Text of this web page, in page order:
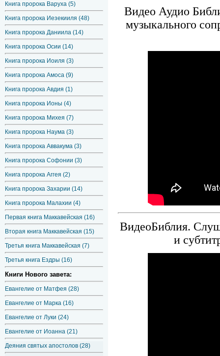
Книга пророка Варуха (5)
Книга пророка Иезекииля (48)
Книга пророка Даниила (14)
Книга пророка Осии (14)
Книга пророка Иоиля (3)
Книга пророка Амоса (9)
Книга пророка Авдия (1)
Книга пророка Ионы (4)
Книга пророка Михея (7)
Книга пророка Наума (3)
Книга пророка Аввакума (3)
Книга пророка Софонии (3)
Книга пророка Аггея (2)
Книга пророка Захарии (14)
Книга пророка Малахии (4)
Первая книга Маккавейская (16)
Вторая книга Маккавейская (15)
Третья книга Маккавейская (7)
Третья книга Ездры (16)
Книги Нового завета:
Евангелие от Матфея (28)
Евангелие от Марка (16)
Евангелие от Луки (24)
Евангелие от Иоанна (21)
Деяния святых апостолов (28)
Видео Аудио
музыкального
ВидеоБиблия.
и